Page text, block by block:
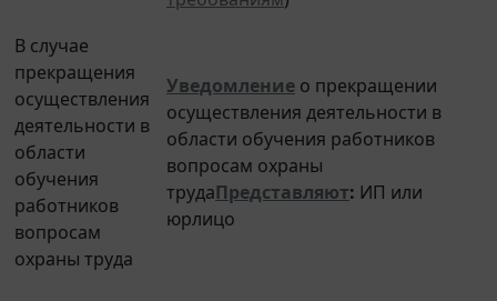
В случае
прекращения
осуществления
деятельности в
области
обучения
работников
вопросам
охраны труда
Уведомление
осуществления деятельности в
области обучения работников
вопросам охраны
трудаПредставляют
ИП или
юрлицо